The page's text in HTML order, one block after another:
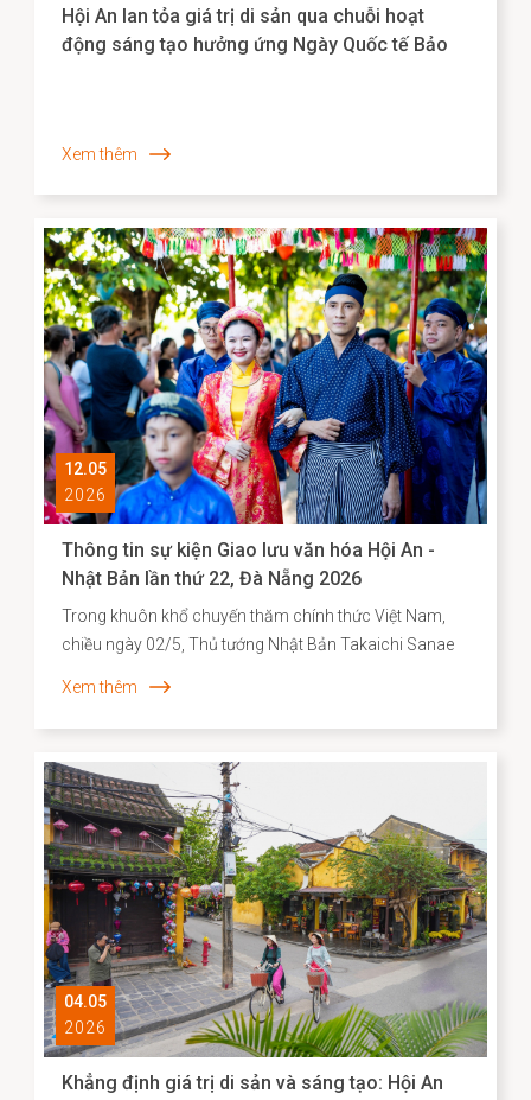
Hội An lan tỏa giá trị di sản qua chuỗi hoạt
động sáng tạo hưởng ứng Ngày Quốc tế Bảo
Xem thêm
12.05
2026
Thông tin sự kiện Giao lưu văn hóa Hội An -
Nhật Bản lần thứ 22, Đà Nẵng 2026
Trong khuôn khổ chuyến thăm chính thức Việt Nam,
chiều ngày 02/5, Thủ tướng Nhật Bản Takaichi Sanae
Sanae đã bày tỏ mong muốn được thăm Di sản văn
hóa thế giới Hội An, để bước đi trên những con đường
mà cộng đồng người Nhật ở đó từng đi qua. Nơi có di
tích Chùa Cầu vừa được hoàn thành trùng tu với sự hợp
tác của Nhật Bản - là minh chứng cho hơn 400 năm
lịch sử giao thương năng động giữa hai dân tộc trên
những vùng biển tự do.
Xem thêm
04.05
2026
Khẳng định giá trị di sản và sáng tạo: Hội An